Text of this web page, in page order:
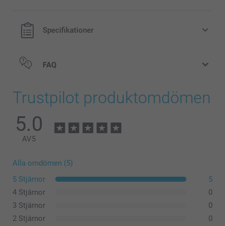
Specifikationer
FAQ
Trustpilot produktomdömen
5.0
AV5
Alla omdömen (5)
5 Stjärnor
5
4 Stjärnor
0
3 Stjärnor
0
2 Stjärnor
0